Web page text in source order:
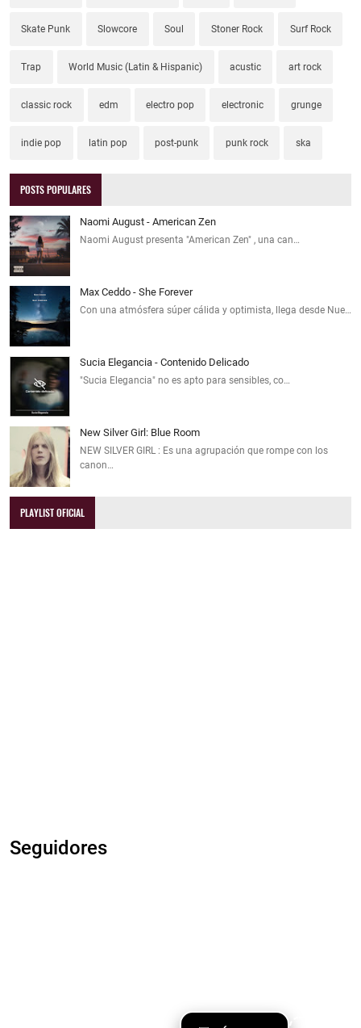
Skate Punk Slowcore Soul Stoner Rock Surf Rock
Trap World Music (Latin & Hispanic) acustic art rock
classic rock edm electro pop electronic grunge
indie pop latin pop post-punk punk rock ska
POSTS POPULARES
Naomi August - American Zen
Naomi August presenta "American Zen" , una can…
Max Ceddo - She Forever
Con una atmósfera súper cálida y optimista, llega desde Nue…
Sucia Elegancia - Contenido Delicado
"Sucia Elegancia" no es apto para sensibles, co…
New Silver Girl: Blue Room
NEW SILVER GIRL : Es una agrupación que rompe con los
canon…
PLAYLIST OFICIAL
Seguidores